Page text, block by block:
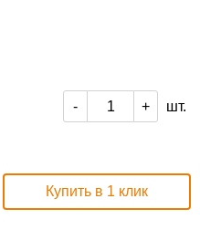
- + шт.
Купить в 1 клик